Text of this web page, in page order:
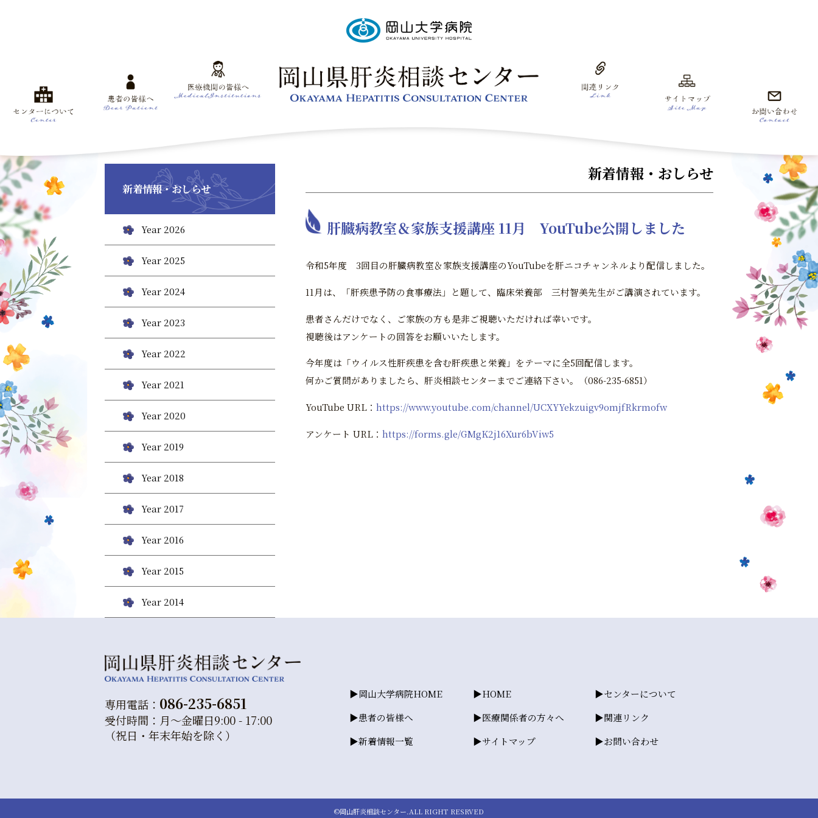
新着情報・おしらせ
Year 2026
Year 2025
Year 2024
Year 2023
Year 2022
Year 2021
Year 2020
Year 2019
Year 2018
Year 2017
Year 2016
Year 2015
Year 2014
新着情報・おしらせ
肝臓病教室＆家族支援講座 11月 YouTube公開しました
令和5年度 3回目の肝臓病教室＆家族支援講座のYouTubeを肝ニコチャンネルより配信しました。
11月は、「肝疾患予防の食事療法」と題して、臨床栄養部 三村智美先生がご講演されています。
患者さんだけでなく、ご家族の方も是非ご視聴いただければ幸いです。
視聴後はアンケートの回答をお願いいたします。
今年度は「ウイルス性肝疾患を含む肝疾患と栄養」をテーマに全5回配信します。
何かご質問がありましたら、肝炎相談センターまでご連絡下さい。（086-235-6851）
YouTube URL： https://www.youtube.com/channel/UCXYYekzuigv9omjfRkrmofw
アンケート URL： https://forms.gle/GMgK2j16Xur6bViw5
専用電話： 086-235-6851
受付時間：月～金曜日9:00 - 17:00
（祝日・年末年始を除く）
岡山大学病院HOME
患者の皆様へ
新着情報一覧
HOME
医療関係者の方々へ
サイトマップ
センターについて
関連リンク
お問い合わせ
©岡山肝炎相談センター.ALL RIGHT RESRVED